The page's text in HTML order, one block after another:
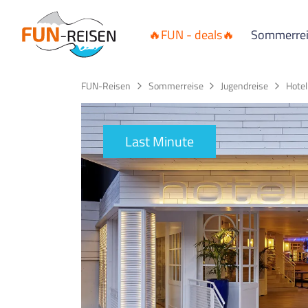
🔥FUN - deals🔥
FUN-Reisen Sommerreise Jugendreise
Last Minute